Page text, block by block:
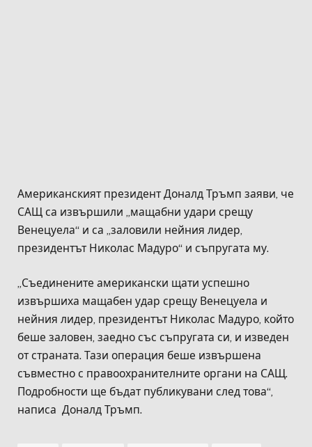
Американският президент Доналд Тръмп заяви, че
САЩ са извършили „мащабни удари срещу
Венецуела“ и са „заловили нейния лидер,
президентът Николас Мадуро“ и съпругата му.
„Съединените американски щати успешно
извършиха мащабен удар срещу Венецуела и
нейния лидер, президентът Николас Мадуро, който
беше заловен, заедно със съпругата си, и изведен
от страната. Тази операция беше извършена
съвместно с правоохранителните органи на САЩ.
Подробности ще бъдат публикувани след това“,
написа Доналд Тръмп.